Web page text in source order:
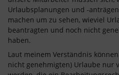
Urlaubsplanungen und -
machen um zu sehen, wieviel
beantragten und noch nicht
haben.
Laut meinem Verständnis
nicht genehmigten) Urlaube nur